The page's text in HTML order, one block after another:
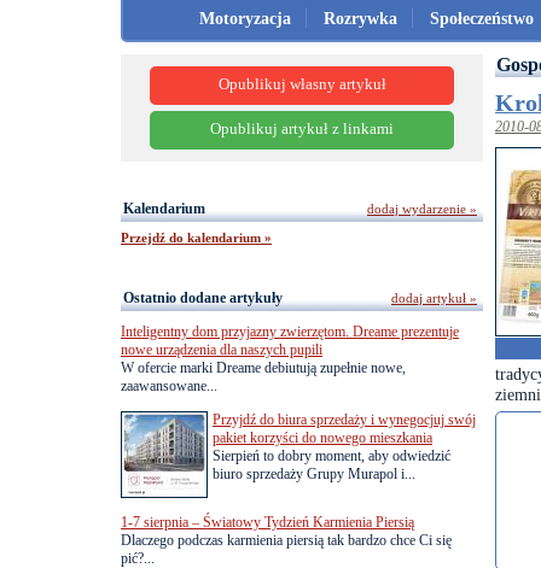
Motoryzacja
Rozrywka Społeczeństwo
2010-
Opublikuj własny artykuł
Opublikuj artykuł z linkami
Kalendarium
Przejdź do kalendarium »
dodaj wydarzenie »
Ostatnio dodane artykuły
Inteligentny dom przyjazny zwierzętom. Dreame prezentuje
nowe urządzenia dla naszych pupili
W ofercie marki Dreame debiutują zupełnie nowe,
zaawansowane...
Przyjdź do biura sprzedaży i wynegocjuj swój
pakiet korzyści do nowego mieszkania
Sierpień to dobry moment, aby odwiedzić
biuro sprzedaży Grupy Murapol i...
1-7 sierpnia – Światowy Tydzień Karmienia Piersią
Dlaczego podczas karmienia piersią tak bardzo chce Ci się
pić?...
dodaj artykuł »